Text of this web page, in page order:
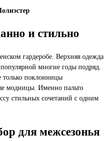
и стильно
гардеробе. Верхняя одежда
популярной многие годы подряд.
только поклонницы
модницы. Именно пальто
стильных сочетаний с одним
для межсезонья